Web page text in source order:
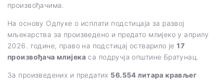
произвођачима.
На основу Одлуке о исплати подстицаја за развој
мљекарства за произведено и предато млијеко у априлу
2026. године, право на подстицај остварило је17
произвођача млијекаса подручја општине Братунац.
За произведених и предатих 56.554 литара крављег